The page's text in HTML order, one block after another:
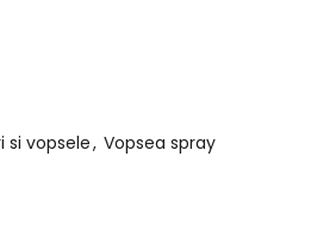
si vopsele, Vopsea spray